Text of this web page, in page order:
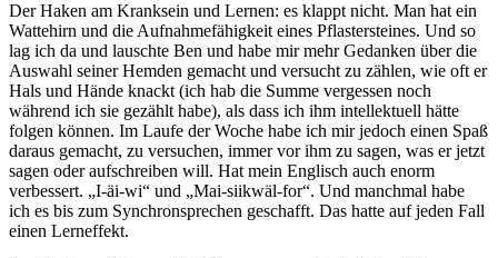
Der Haken am Kranksein und Lernen: es klappt nicht. Man hat ein
Wattehirn und die Aufnahmefähigkeit eines Pflastersteines. Und so
lag ich da und lauschte Ben und habe mir mehr Gedanken über die
Auswahl seiner Hemden gemacht und versucht zu zählen, wie oft er
Hals und Hände knackt (ich hab die Summe vergessen noch
während ich sie gezählt habe), als dass ich ihm intellektuell hätte
folgen können. Im Laufe der Woche habe ich mir jedoch einen Spaß
daraus gemacht, zu versuchen, immer vor ihm zu sagen, was er jetzt
sagen oder aufschreiben will. Hat mein Englisch auch enorm
verbessert. „I-äi-wi“ und „Mai-siikwäl-for“. Und manchmal habe
ich es bis zum Synchronsprechen geschafft. Das hatte auf jeden Fall
einen Lerneffekt.